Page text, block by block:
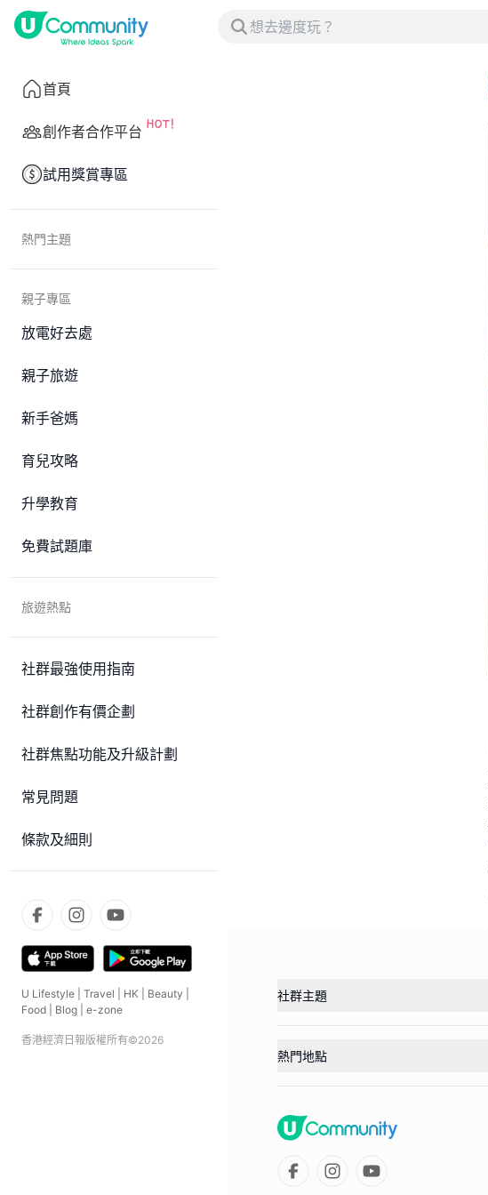
首頁
創作者合作平台
試用獎賞專區
熱門主題
親子專區
放電好去處
親子旅遊
新手爸媽
育兒攻略
升學教育
免費試題庫
旅遊熱點
社群最強使用指南
社群創作有價企劃
社群焦點功能及升級計劃
常見問題
條款及細則
U Lifestyle Travel HK Beauty
Food
Blog e-zone
香港經濟日報版權所有©2026
社群主題
熱門地點